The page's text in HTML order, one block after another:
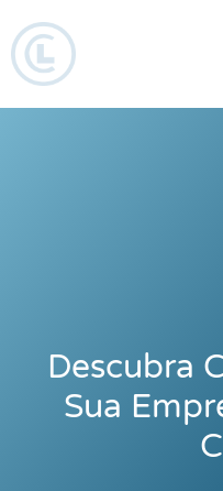
Descubra
Sua